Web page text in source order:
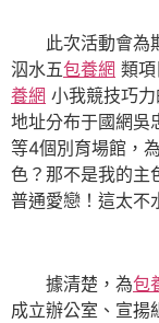
此次活動會為
泅水五包養網 類
養網 小我競技巧
地址分布于國網吳
等4個別育場館，
色？那不是我的主
普通愛戀！這太不
據清楚，為包
成立辦公室、宣揚